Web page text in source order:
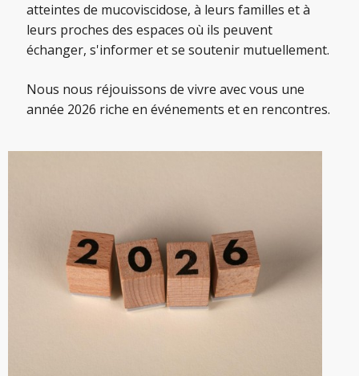
atteintes de mucoviscidose, à leurs familles et à
leurs proches des espaces où ils peuvent
échanger, s'informer et se soutenir mutuellement.
Nous nous réjouissons de vivre avec vous une
année 2026 riche en événements et en rencontres.